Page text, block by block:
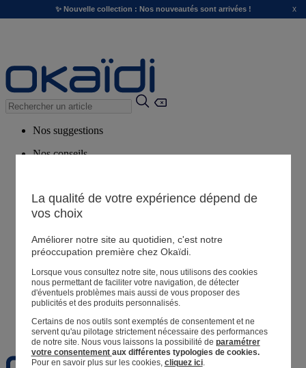
✨ Nouvelle collection : Nos nouveautés sont arrivées ! x
Nos suggestions
Nos conseils
Magasin
Mes informations
Suivre une commande
Panier
Favoris
La qualité de votre expérience dépend de
vos choix
Améliorer notre site au quotidien, c'est notre
préoccupation première chez Okaïdi.
Lorsque vous consultez notre site, nous utilisons des cookies
nous permettant de faciliter votre navigation, de détecter
d'éventuels problèmes mais aussi de vous proposer des
publicités et des produits personnalisés.
Certains de nos outils sont exemptés de consentement et ne
servent qu'au pilotage strictement nécessaire des performances
de notre site. Nous vous laissons la possibilité de paramétrer
votre consentement aux différentes typologies de cookies.
Pour en savoir plus sur les cookies, cliquez ici.